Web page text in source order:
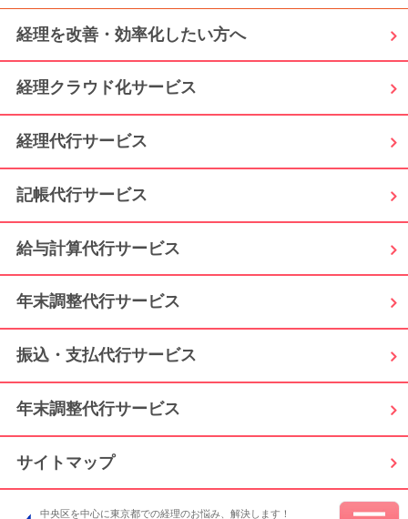
経理を改善・効率化したい方へ
経理クラウド化サービス
経理代行サービス
記帳代行サービス
給与計算代行サービス
年末調整代行サービス
振込・支払代行サービス
年末調整代行サービス
サイトマップ
中央区を中心に東京都での経理のお悩み、解決します！